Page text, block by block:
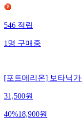
546 적립
1 명 구매중
[포트메리온] 보타닉
31,500원
40%18,900원